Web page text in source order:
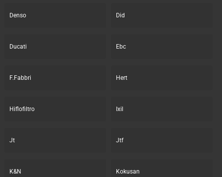
Denso Did
Ducati Ebc
F.Fabbri Hert
Hiflofiltro Ixil
Jt Jtf
K&N Kokusan